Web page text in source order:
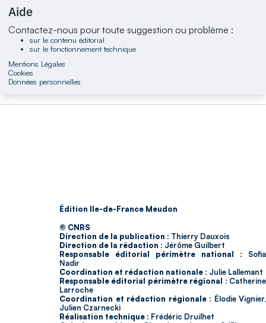
Aide
Contactez-nous pour toute suggestion ou problème :
sur le contenu éditorial
sur le fonctionnement technique
Mentions Légales
Cookies
Données personnelles
Édition Ile-de-France Meudon
© CNRS
Direction de la publication : Thierry Dauxois
Direction de la rédaction : Jérôme Guilbert
Responsable éditorial périmètre national : Sofia
Nadir
Coordination et rédaction nationale : Julie Lallemant
Responsable éditorial périmètre régional : Catherine
Larroche
Coordination et rédaction régionale : Élodie Vignier,
Julien Czarnecki
Réalisation technique : Frédéric Druilhet